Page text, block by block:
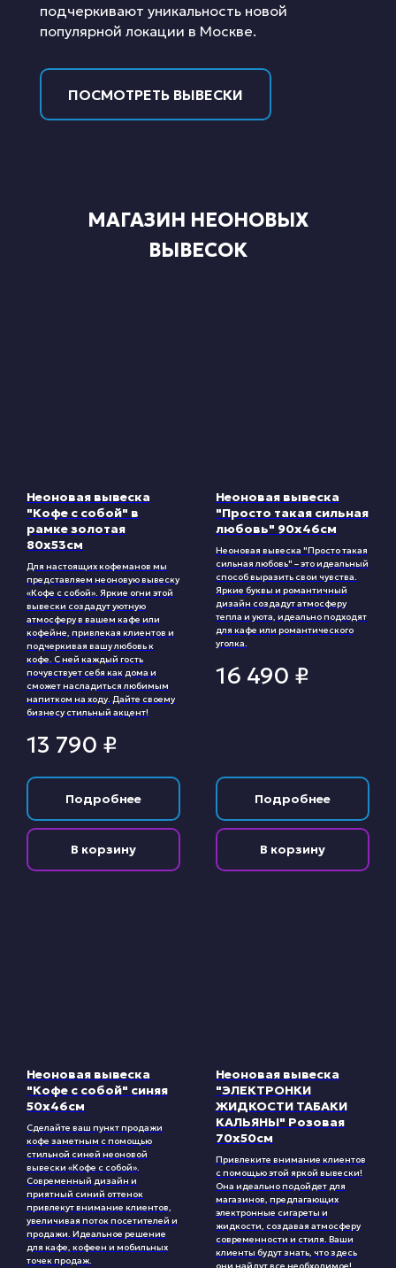
подчеркивают уникальность новой
популярной локации в Москве.
ПОСМОТРЕТЬ ВЫВЕСКИ
МАГАЗИН НЕОНОВЫХ
ВЫВЕСОК
Неоновая вывеска
"Кофе с собой" в
рамке золотая
80х53см
Для настоящих кофеманов мы
представляем неоновую вывеску
«Кофе с собой». Яркие огни этой
вывески создадут уютную
атмосферу в вашем кафе или
кофейне, привлекая клиентов и
подчеркивая вашу любовь к
кофе. С ней каждый гость
почувствует себя как дома и
сможет насладиться любимым
напитком на ходу. Дайте своему
бизнесу стильный акцент!
13 790 ₽
Подробнее
В корзину
Неоновая вывеска
"Просто такая сильная
любовь" 90х46см
Неоновая вывеска "Просто такая
сильная любовь" – это идеальный
способ выразить свои чувства.
Яркие буквы и романтичный
дизайн создадут атмосферу
тепла и уюта, идеально подходят
для кафе или романтического
уголка.
16 490 ₽
Подробнее
В корзину
Неоновая вывеска
"Кофе с собой" синяя
50х46см
Сделайте ваш пункт продажи
кофе заметным с помощью
стильной синей неоновой
вывески «Кофе с собой».
Современный дизайн и
приятный синий оттенок
привлекут внимание клиентов,
увеличивая поток посетителей и
продажи. Идеальное решение
для кафе, кофеен и мобильных
точек продаж.
Неоновая вывеска
"ЭЛЕКТРОНКИ
ЖИДКОСТИ ТАБАКИ
КАЛЬЯНЫ" Розовая
70х50см
Привлеките внимание клиентов
с помощью этой яркой вывески!
Она идеально подойдет для
магазинов, предлагающих
электронные сигареты и
жидкости, создавая атмосферу
современности и стиля. Ваши
клиенты будут знать, что здесь
они найдут все необходимое!